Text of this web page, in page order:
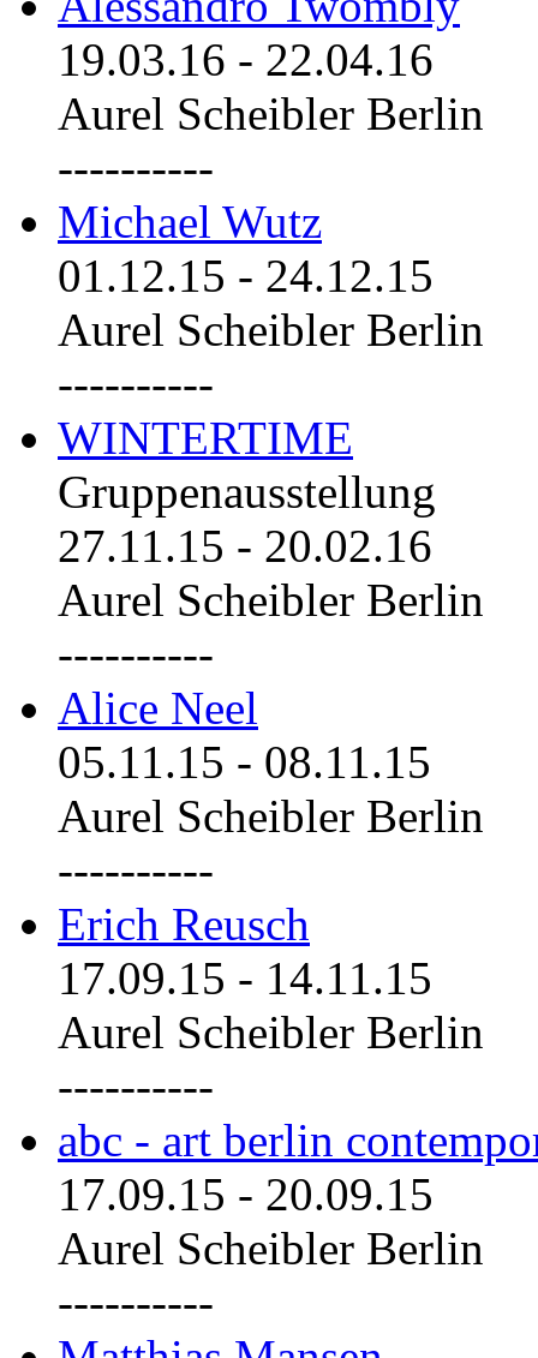
19.03.16 - 22.04.16
Aurel Scheibler Berlin
----------
Michael Wutz
01.12.15 - 24.12.15
Aurel Scheibler Berlin
----------
WINTERTIME
Gruppenausstellung
27.11.15 - 20.02.16
Aurel Scheibler Berlin
----------
Alice Neel
05.11.15 - 08.11.15
Aurel Scheibler Berlin
----------
Erich Reusch
17.09.15 - 14.11.15
Aurel Scheibler Berlin
----------
abc - art berlin
17.09.15 - 20.09.15
Aurel Scheibler Berlin
----------